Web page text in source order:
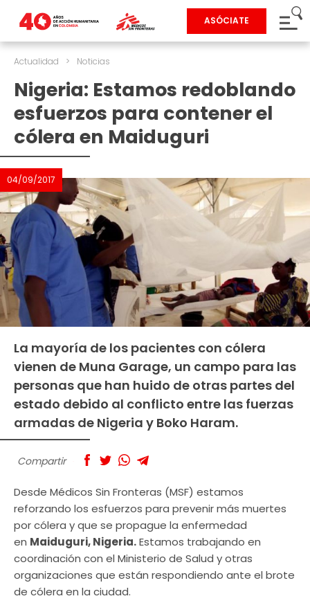
ASÓCIATE
Actualidad > Noticias
Nigeria: Estamos redoblando
esfuerzos para contener el
cólera en Maiduguri
04/09/2017
La mayoría de los pacientes con cólera
vienen de Muna Garage, un campo para las
personas que han huido de otras partes del
estado debido al conflicto entre las fuerzas
armadas de Nigeria y Boko Haram.
Compartir
Desde Médicos Sin Fronteras (MSF) estamos
reforzando los esfuerzos para prevenir más muertes
por cólera y que se propague la enfermedad
en Maiduguri, Nigeria.Estamos trabajando en
coordinación con el Ministerio de Salud y otras
organizaciones que están respondiendo ante el brote
de cólera en la ciudad.